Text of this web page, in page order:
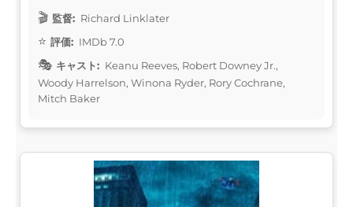
監督: Richard Linklater
評価: IMDb 7.0
キャスト: Keanu Reeves, Robert Downey Jr.,
Woody Harrelson, Winona Ryder, Rory Cochrane,
Mitch Baker